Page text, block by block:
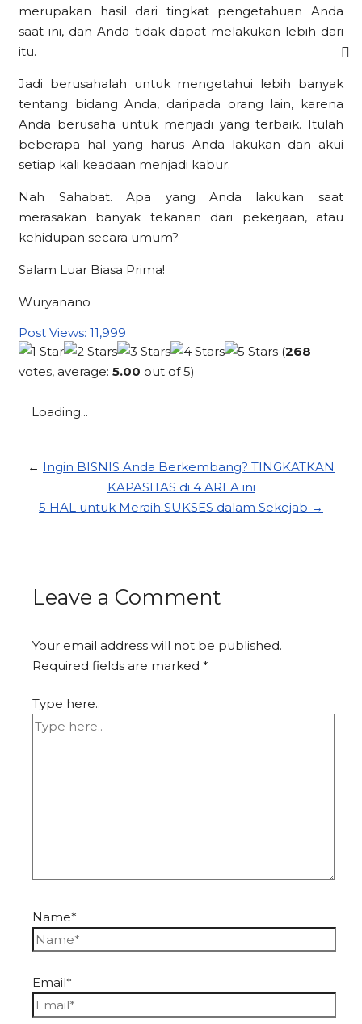
merupakan hasil dari tingkat pengetahuan Anda
saat ini, dan Anda tidak dapat melakukan lebih dari
itu.
Jadi berusahalah untuk mengetahui lebih banyak
tentang bidang Anda, daripada orang lain, karena
Anda berusaha untuk menjadi yang terbaik. Itulah
beberapa hal yang harus Anda lakukan dan akui
setiap kali keadaan menjadi kabur.
Nah Sahabat. Apa yang Anda lakukan saat
merasakan banyak tekanan dari pekerjaan, atau
kehidupan secara umum?
Salam Luar Biasa Prima!
Wuryanano
Post Views: 11,999
(268
votes, average:5.00 out of 5)
Loading...
← Ingin BISNIS Anda Berkembang? TINGKATKAN
KAPASITAS di 4 AREA ini
5 HAL untuk Meraih SUKSES dalam Sekejab →
Leave a Comment
Your email address will not be published.
Required fields are marked*
Type here..
Name*
Email*